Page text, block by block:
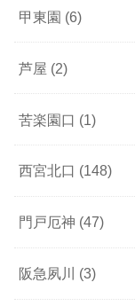
甲東園 (6)
芦屋 (2)
苦楽園口 (1)
西宮北口 (148)
門戸厄神 (47)
阪急夙川 (3)